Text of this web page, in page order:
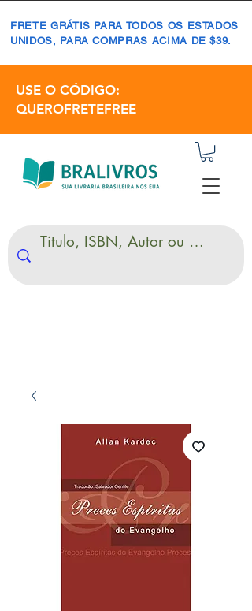
FRETE GRÁTIS PARA TODOS OS ESTADOS
UNIDOS, PARA COMPRAS ACIMA DE $39.
USE O CÓDIGO:
QUEROFRETEFREE